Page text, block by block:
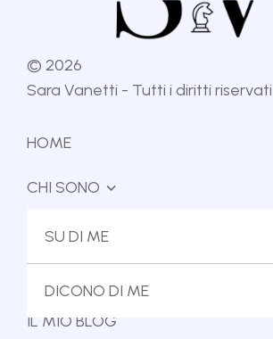
© 2026
Sara Vanetti - Tutti i diritti riservati
HOME
CHI SONO
SU DI ME
DICONO DI ME
IL METODO
IL MIO BLOG